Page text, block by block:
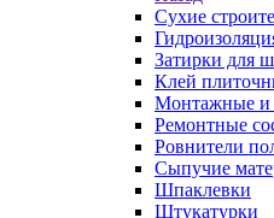
Сухие
Затирки для
Клей
Монтажные и
Ремонтные
Ровнители
Сыпучие
Шпаклевки
Штукатурки